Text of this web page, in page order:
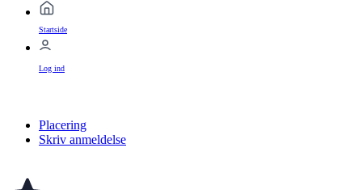
Startside
Log ind
Placering
Skriv anmeldelse